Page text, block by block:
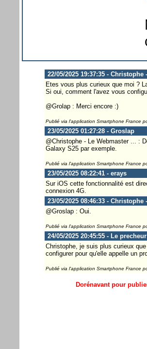
22/05/2025 19:37:35 - Christophe
Etes vous plus curieux que moi ?
Si oui, comment l'avez vous
@Grolap : Merci encore :)
Publié via l'application Smartphone France
23/05/2025 01:27:28 - Groslap
@Christophe - Le Webmaster ... :
Galaxy S25 par exemple.
Publié via l'application Smartphone France
23/05/2025 08:22:41 - erays
Sur iOS cette fonctionnalité est
connexion 4G.
23/05/2025 08:46:33 - Christophe
@Groslap : Oui.
Publié via l'application Smartphone France
24/05/2025 20:45:55 - Le precheur
Christophe, je suis plus curieux
configurer pour qu'elle appelle un
Publié via l'application Smartphone France
Dorénavant pour